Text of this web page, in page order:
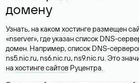
домену
Узнать, на каком хостинге размещен
«nserver», где указан список DNS-
домен. Например, список DNS-
ns5.nic.ru, ns6.nic.ru, ns9.nic.ru. Это
на хостинге сайтов Руцентра.